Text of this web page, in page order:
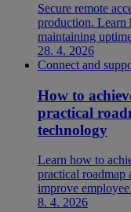
Secure remote
production. Learn
maintaining
28. 4. 2026
Connect and
How to
practical
technology
Learn how to
practical roadmap
improve
8. 4. 2026